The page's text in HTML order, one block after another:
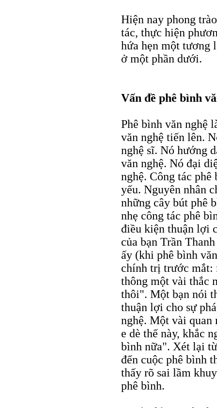
Hiện nay phong
tác, thực hiện
hứa hẹn một tương
ở một phần dưới.
Vấn đề phê bình
Phê bình văn nghệ
văn nghệ tiến lên.
nghệ sĩ. Nó hướng
văn nghệ. Nó đại
nghệ. Công tác
yếu. Nguyên nhân
những cây bút phê
nhẹ công tác phê
điều kiện thuận lợi
của bạn Trần
ấy (khi phê bình
chính trị trước mắt:
thông một vài thắc
thôi". Một bạn nói
thuận lợi cho sự
nghệ. Một vài quan
e dè thế này, khắc
bình nữa". Xét lại
đến cuộc phê bình
thấy rõ sai lầm
phê bình.